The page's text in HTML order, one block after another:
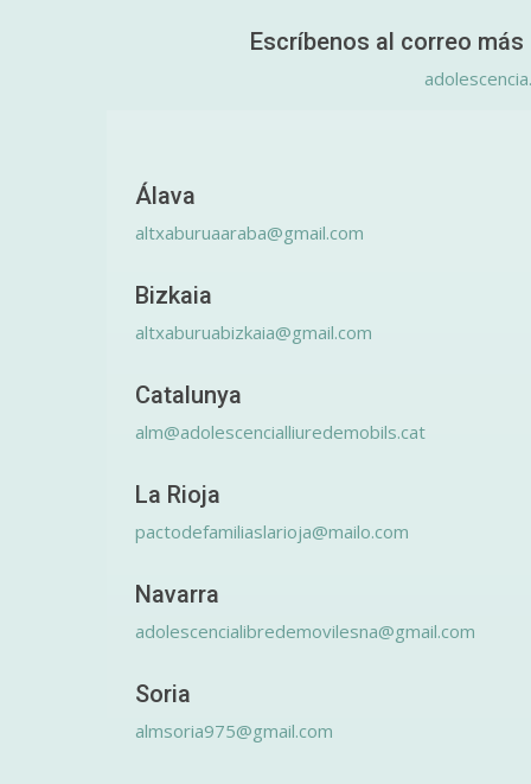
Escríbenos al correo
Álava
altxaburuaaraba@gmail.com
Bizkaia
altxaburuabizkaia@gmail.com
Catalunya
alm@adolescencialliuredemobils.cat
La Rioja
pactodefamiliaslarioja@mailo.com
Navarra
adolescencialibredemovilesna@gmail.com
Soria
almsoria975@gmail.com